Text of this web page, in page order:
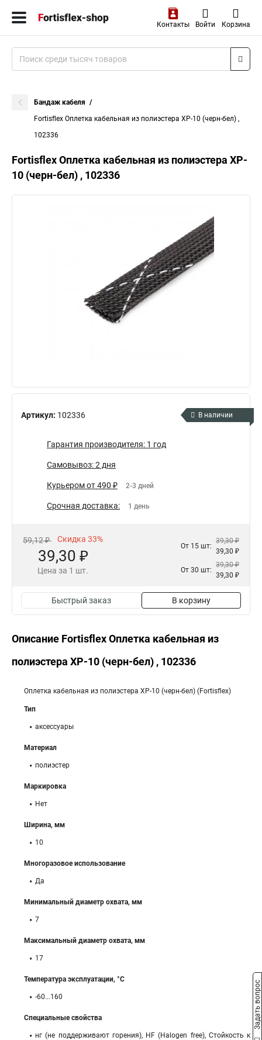
Контакты Войти Корзина
Бандаж кабеля
Fortisflex Оплетка кабельная из полиэстера XP-10 (черн-бел) ,
102336
Fortisflex Оплетка кабельная из полиэстера XP-
10 (черн-бел) , 102336
Артикул: 102336 В наличии
Гарантия производителя: 1 год
Самовывоз: 2 дня
Курьером от 490 ₽ 2-3 дней
Срочная доставка: 1 день
59,12 ₽ Скидка 33%
39,30 ₽
Цена за 1 шт.
От 15 шт:
39,30 ₽
39,30 ₽
От 30 шт:
39,30 ₽
39,30 ₽
Быстрый заказ В корзину
Описание Fortisflex Оплетка кабельная из
полиэстера XP-10 (черн-бел) , 102336
Оплетка кабельная из полиэстера XP-10 (черн-бел) (Fortisflex)
Тип
аксессуары
Материал
полиэстер
Маркировка
Нет
Ширина, мм
10
Многоразовое использование
Да
Минимальный диаметр охвата, мм
7
Максимальный диаметр охвата, мм
17
Температура эксплуатации, °C
-60...160
Специальные свойства
нг (не поддерживают горения), HF (Halogen free), Стойкость к
Задать вопрос